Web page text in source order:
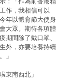
作，我相信可以
年以體育節大使身
大眾。期待各項體
期間除了戴口罩、
外，亦要培養持續
」
東南西北」